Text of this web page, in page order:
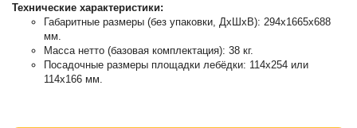
Технические характеристики:
Габаритные размеры (без упаковки, ДхШхВ): 294х1665х688
мм.
Масса нетто (базовая комплектация): 38 кг.
Посадочные размеры площадки лебёдки: 114х254 или
114х166 мм.